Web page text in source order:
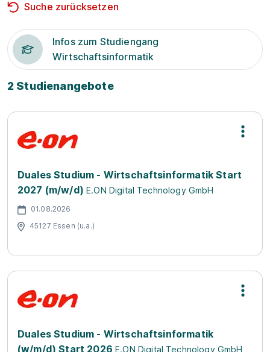
Suche zurücksetzen
Infos zum Studiengang
Wirtschaftsinformatik
2 Studienangebote
Duales Studium - Wirtschaftsinformatik Start
2027 (m/w/d) E.ON Digital Technology GmbH
01.08.2026
45127 Essen (u.a.)
Duales Studium - Wirtschaftsinformatik
(w/m/d) Start 2026 E.ON Digital Technology GmbH